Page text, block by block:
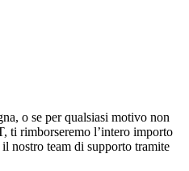
o se per qualsiasi motivo non
ti rimborseremo l’intero importo
nostro team di supporto tramite